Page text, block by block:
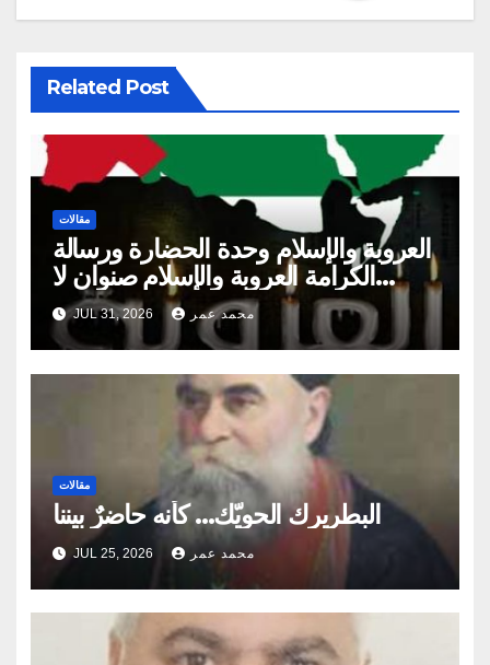
Related Post
مقالات
العروبة والإسلام وحدة الحضارة ورسالة
الكرامة العروبة والإسلام صنوان لا
ينفصلان
JUL 31, 2026 محمد عمر
مقالات
البطريرك الحويّك… كأنه حاضرٌ بيننا
JUL 25, 2026 محمد عمر